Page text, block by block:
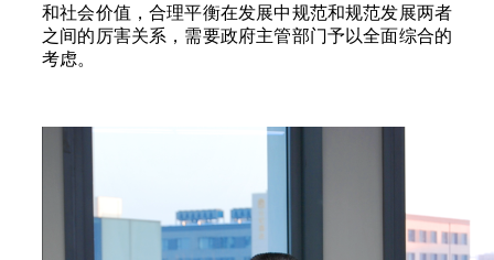
和社会价值，合理平衡在发展中规范和规范发展两者
之间的厉害关系，需要政府主管部门予以全面综合的
考虑。